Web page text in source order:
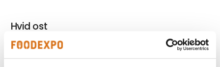
Hvid ost